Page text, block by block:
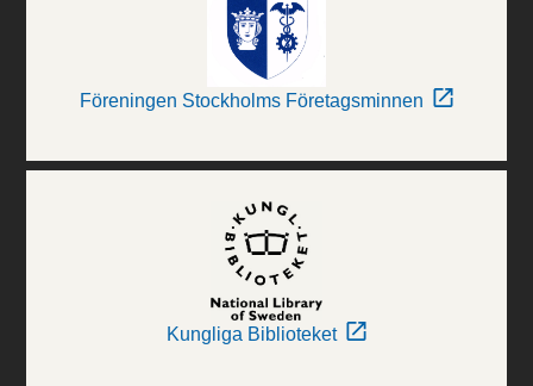
Föreningen Stockholms Företagsminnen
Kungliga Biblioteket